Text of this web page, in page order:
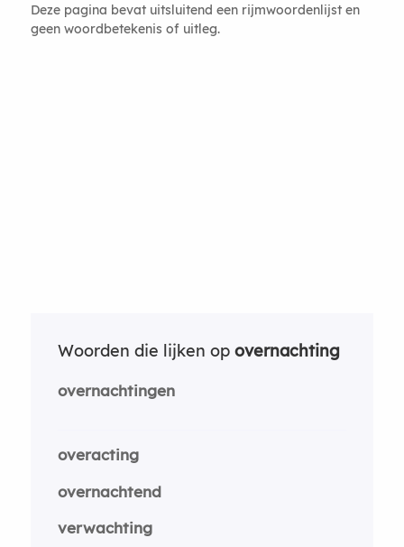
Deze pagina bevat uitsluitend een rijmwoordenlijst en
geen woordbetekenis of uitleg.
Woorden die lijken op overnachting
overnachtingen
overacting
overnachtend
verwachting